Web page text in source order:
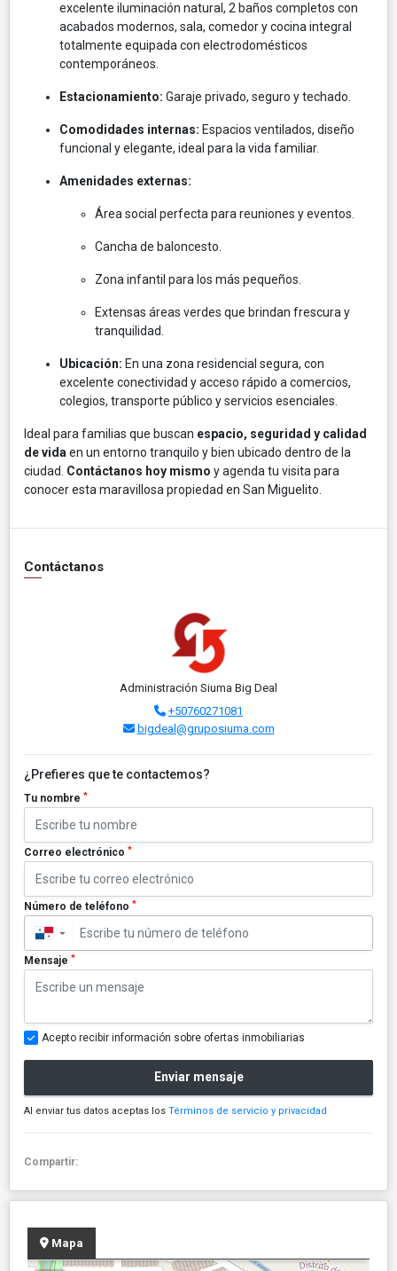
excelente iluminación natural, 2 baños completos con
acabados modernos, sala, comedor y cocina integral
totalmente equipada con electrodomésticos
contemporáneos.
Estacionamiento: Garaje privado, seguro y techado.
Comodidades internas: Espacios ventilados, diseño
funcional y elegante, ideal para la vida familiar.
Amenidades externas:
Área social perfecta para reuniones y eventos.
Cancha de baloncesto.
Zona infantil para los más pequeños.
Extensas áreas verdes que brindan frescura y
tranquilidad.
Ubicación: En una zona residencial segura, con
excelente conectividad y acceso rápido a comercios,
colegios, transporte público y servicios esenciales.
Ideal para familias que buscan espacio, seguridad y calidad
de vida en un entorno tranquilo y bien ubicado dentro de la
ciudad. Contáctanos hoy mismo y agenda tu visita para
conocer esta maravillosa propiedad en San Miguelito.
Contáctanos
Administración Siuma Big Deal
+50760271081
bigdeal@gruposiuma.com
¿Prefieres que te contactemos?
Tu nombre *
Correo electrónico *
Número de teléfono *
▼
Mensaje *
Acepto recibir información sobre ofertas inmobiliarias
Enviar mensaje
Al enviar tus datos aceptas los Términos de servicio y privacidad
Compartir:
Mapa